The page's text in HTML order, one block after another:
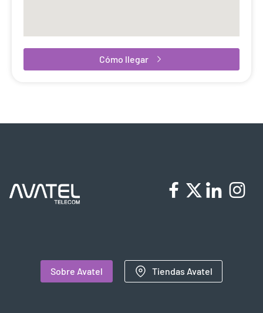
Cómo llegar
Sobre Avatel Tiendas Avatel